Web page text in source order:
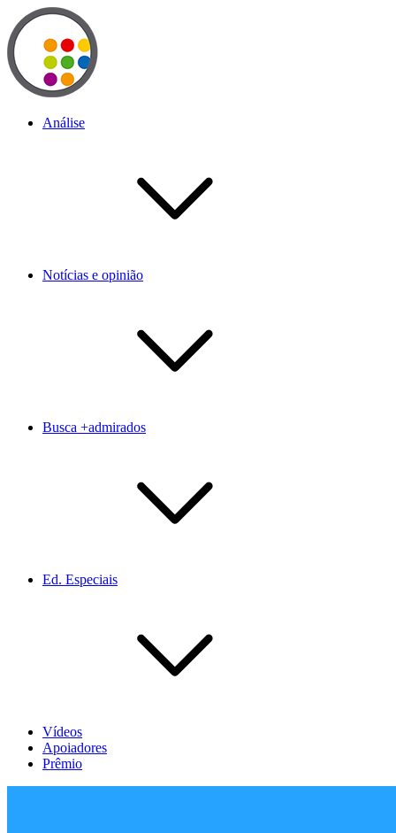
Análise
Notícias e opinião
Busca +admirados
Ed. Especiais
Vídeos
Apoiadores
Prêmio